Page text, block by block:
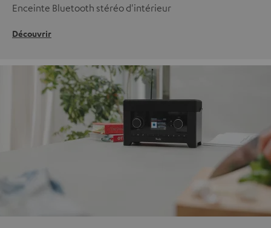
Enceinte Bluetooth stéréo d'intérieur
Découvrir